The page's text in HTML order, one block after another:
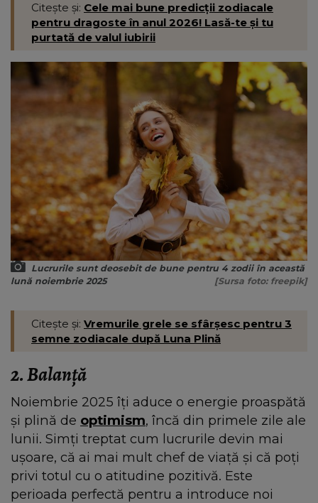
Citește și: Cele mai bune predicții zodiacale
pentru dragoste în anul 2026! Lasă-te și tu
purtată de valul iubirii
Lucrurile sunt deosebit de bune pentru 4 zodii în această
lună noiembrie 2025
[Sursa foto: freepik]
Citește și: Vremurile grele se sfârșesc pentru 3
semne zodiacale după Luna Plină
2. Balanță
Noiembrie 2025 îți aduce o energie proaspătă
și plină de optimism, încă din primele zile ale
lunii. Simți treptat cum lucrurile devin mai
ușoare, că ai mai mult chef de viață și că poți
privi totul cu o atitudine pozitivă. Este
perioada perfectă pentru a introduce noi